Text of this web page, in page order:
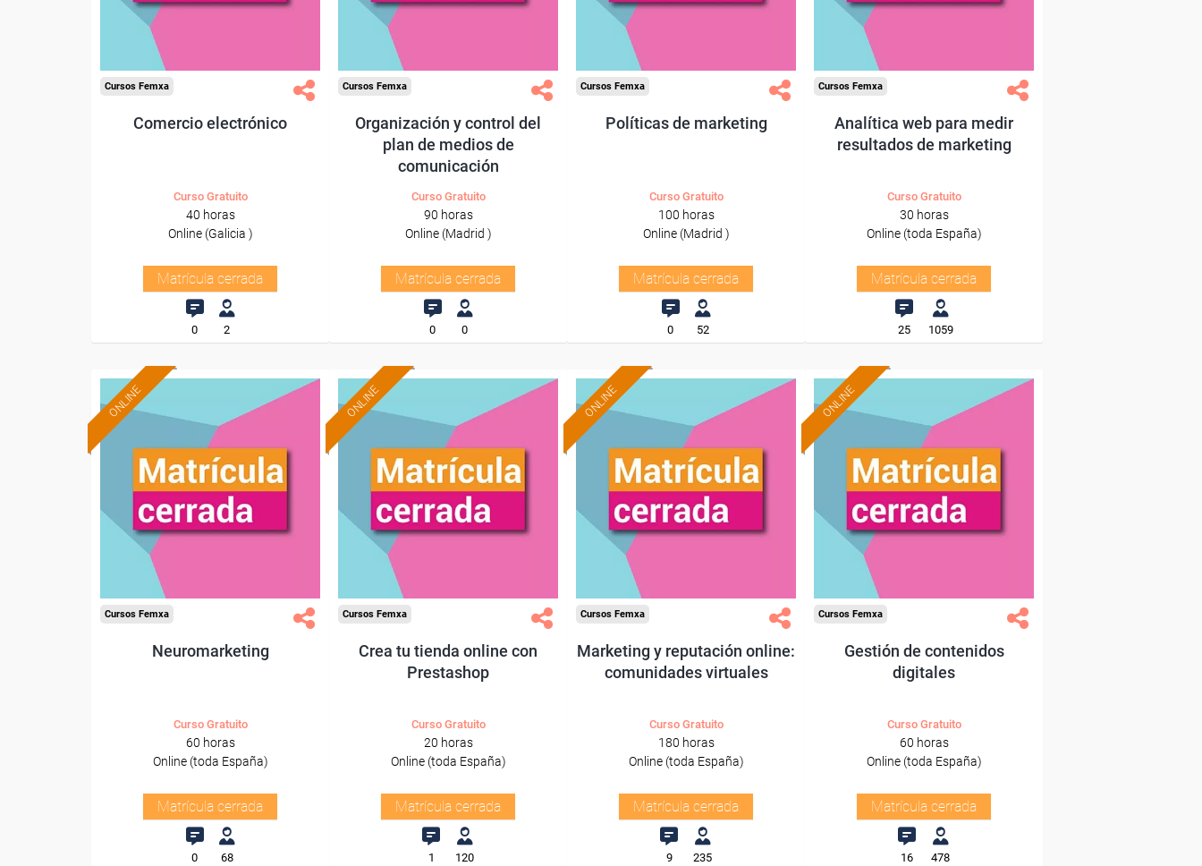
Cursos Femxa
Comercio electrónico
Curso Gratuito
40 horas
Online (Galicia )
Matrícula cerrada
0 2
Cursos Femxa
Organización y control del
plan de medios de
comunicación
Curso Gratuito
90 horas
Online (Madrid )
Matrícula cerrada
0 0
Cursos Femxa
Políticas de marketing
Curso Gratuito
100 horas
Online (Madrid )
Matrícula cerrada
0 52
Cursos Femxa
Analítica web para medir
resultados de marketing
Curso Gratuito
30 horas
Online (toda España)
Matrícula cerrada
25 1059
ONLINE
Cursos Femxa
Neuromarketing
Curso Gratuito
60 horas
Online (toda España)
Matrícula cerrada
0 68
ONLINE
Cursos Femxa
Crea tu tienda online con
Prestashop
Curso Gratuito
20 horas
Online (toda España)
Matrícula cerrada
1 120
ONLINE
Cursos Femxa
Marketing y reputación online:
comunidades virtuales
Curso Gratuito
180 horas
Online (toda España)
Matrícula cerrada
9 235
ONLINE
Cursos Femxa
Gestión de contenidos
digitales
Curso Gratuito
60 horas
Online (toda España)
Matrícula cerrada
16 478